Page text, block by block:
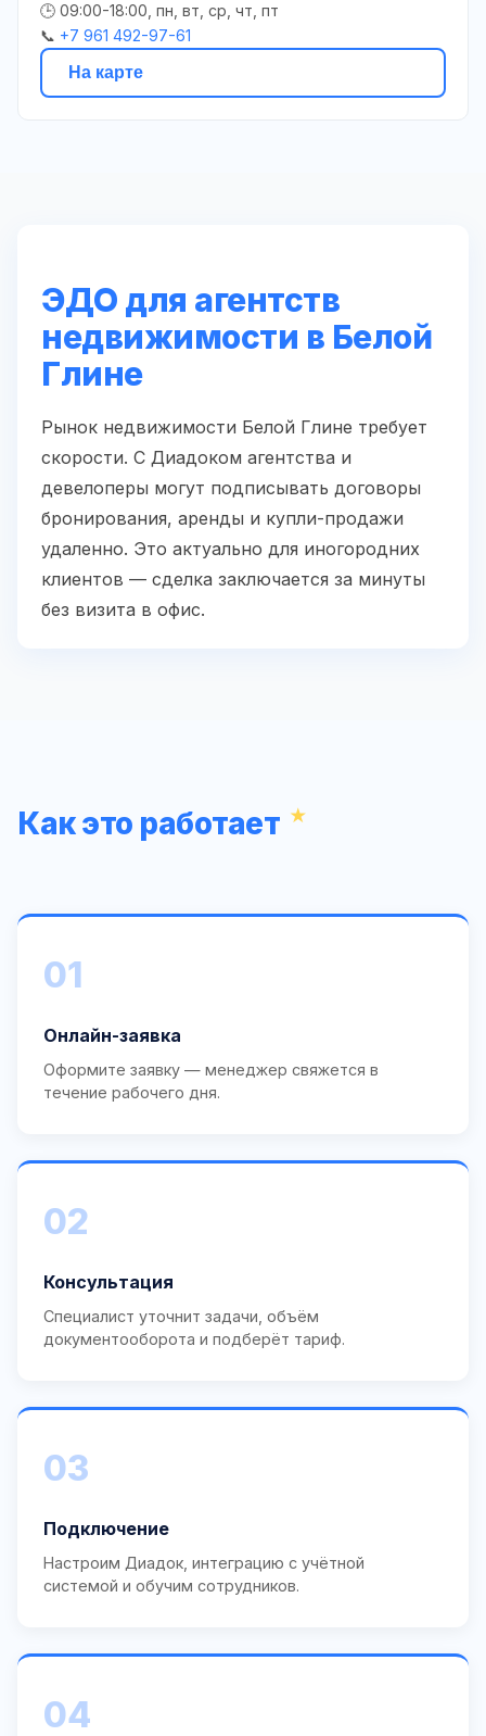
🕒 09:00-18:00, пн, вт, ср, чт, пт
📞 +7 961 492-97-61
На карте
ЭДО для агентств
недвижимости в Белой
Глине
Рынок недвижимости Белой Глине требует
скорости. С Диадоком агентства и
девелоперы могут подписывать договоры
бронирования, аренды и купли-продажи
удаленно. Это актуально для иногородних
клиентов — сделка заключается за минуты
без визита в офис.
Как это работает
01
Онлайн-заявка
Оформите заявку — менеджер свяжется в
течение рабочего дня.
02
Консультация
Специалист уточнит задачи, объём
документооборота и подберёт тариф.
03
Подключение
Настроим Диадок, интеграцию с учётной
системой и обучим сотрудников.
04